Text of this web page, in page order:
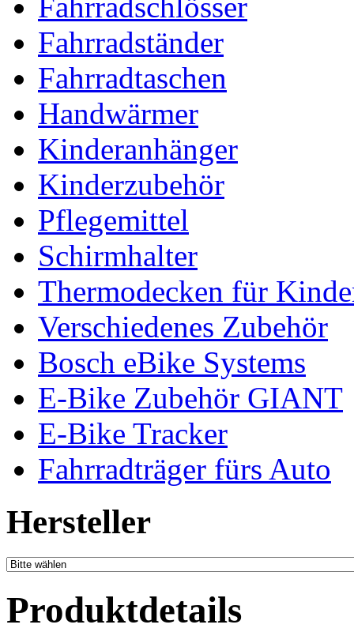
Fahrradständer
Fahrradtaschen
Handwärmer
Kinderanhänger
Kinderzubehör
Pflegemittel
Schirmhalter
Thermodecken für
Verschiedenes Zubehör
Bosch eBike Systems
E-Bike Zubehör GIANT
E-Bike Tracker
Fahrradträger fürs Auto
Hersteller
Produktdetails